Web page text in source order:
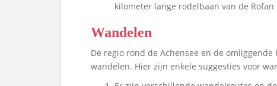
kilometer lange rodelbaan van de
Wandelen
De regio rond de Achensee en de
wandelen. Hier zijn enkele suggesties voor